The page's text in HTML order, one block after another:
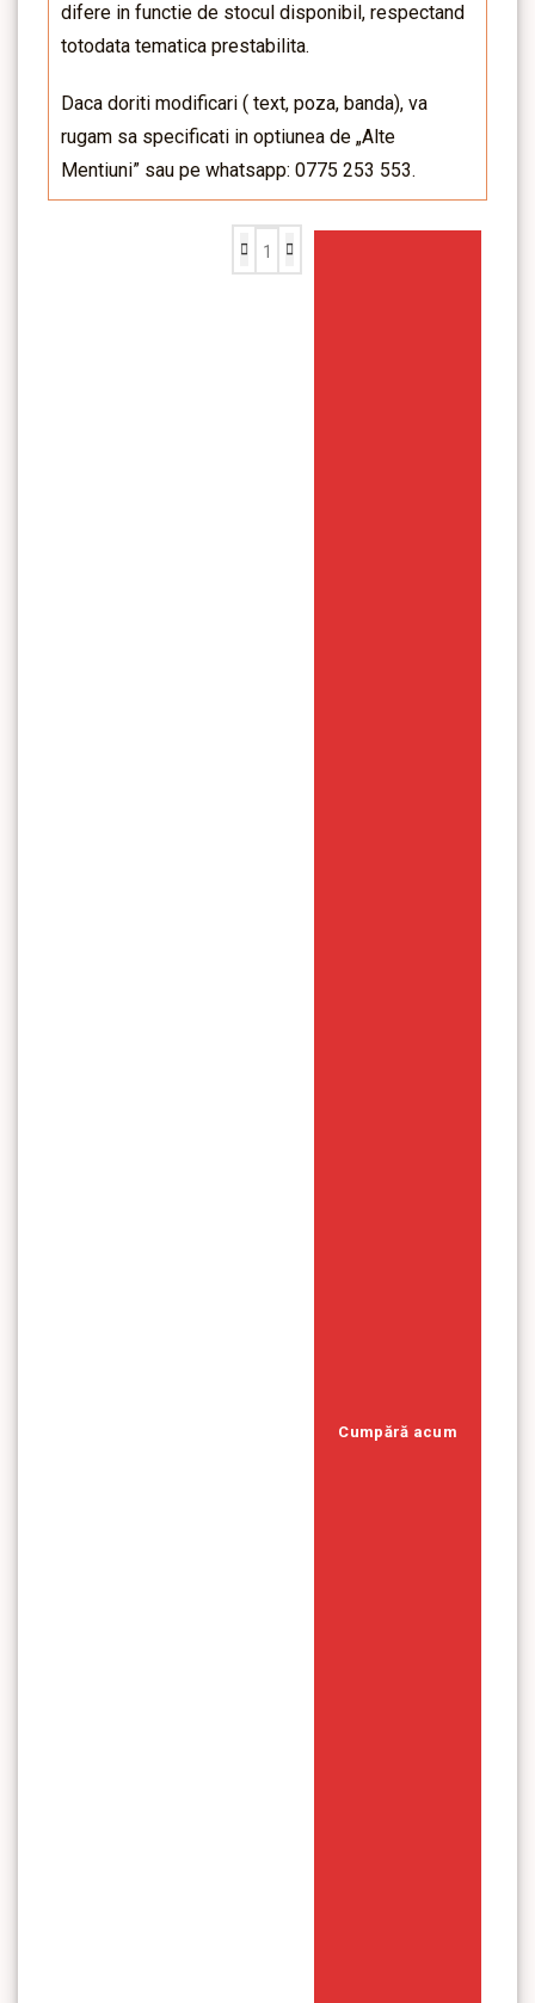
difere in functie de stocul disponibil, respectand
totodata tematica prestabilita.
Daca doriti modificari ( text, poza, banda), va
rugam sa specificati in optiunea de „Alte
Mentiuni” sau pe whatsapp: 0775 253 553.
Cumpără acum